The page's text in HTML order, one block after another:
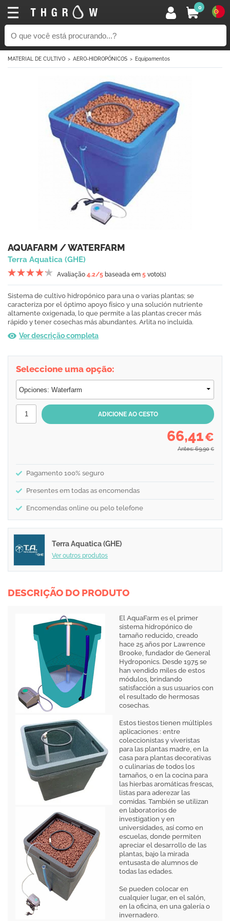
0
MATERIAL DE CULTIVO AERO-HIDROPÓNICOS Equipamentos
AQUAFARM / WATERFARM
Terra Aquatica (GHE)
Avaliação 4.2/5 baseada em 5 voto(s)
Sistema de cultivo hidropónico para una o varias plantas; se
caracteriza por el óptimo apoyo físico y una solución nutriente
altamente oxigenada, lo que permite a las plantas crecer más
rápido y tener cosechas más abundantes. Arlita no incluida.
Ver descrição completa
Seleccione uma opção:
66,41€
Antes: 69,90 €
Pagamento 100% seguro
Presentes em todas as encomendas
Encomendas online ou pelo telefone
Terra Aquatica (GHE)
Ver outros produtos
DESCRIÇÃO DO PRODUTO
El AquaFarm es el primer
sistema hidropónico de
tamaño reducido, creado
hace 25 años por Lawrence
Brooke, fundador de General
Hydroponics. Desde 1975 se
han vendido miles de estos
módulos, brindando
satisfacción a sus usuarios con
el resultado de hermosas
cosechas.
Estos tiestos tienen múltiples
aplicaciones : entre
coleccionistas y viveristas
para las plantas madre, en la
casa para plantas decorativas
o culinarias de todos los
tamaños, o en la cocina para
las hierbas aromáticas frescas,
listas para aderezar las
comidas. También se utilizan
en laboratorios de
investigation y en
universidades, así como en
escuelas, donde permiten
apreciar el desarrollo de las
plantas, bajo la mirada
entusasta de alumnos de
todas las edades.
Se pueden colocar en
cualquier lugar, en el salón,
en la oficina, en una galería o
invernadero.